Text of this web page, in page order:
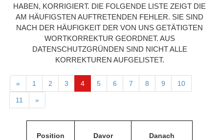
HABEN, KORRIGIERT. DIE FOLGENDE LISTE ZEIGT DIE
AM HÄUFIGSTEN AUFTRETENDEN FEHLER. SIE SIND
NACH DER HÄUFIGKEIT DER VON UNS GETÄTIGTEN
WORTKORREKTUR GEORDNET. AUS
DATENSCHUTZGRÜNDEN SIND NICHT ALLE
KORREKTUREN AUFGELISTET.
« 1 2 3 4 5 6 7 8 9 10
11 »
Position Davor Danach